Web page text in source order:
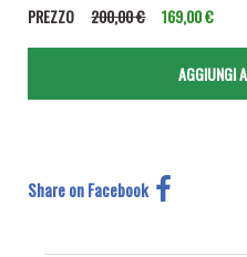
PREZZO 200,00 € 169,00 €
Share on Facebook